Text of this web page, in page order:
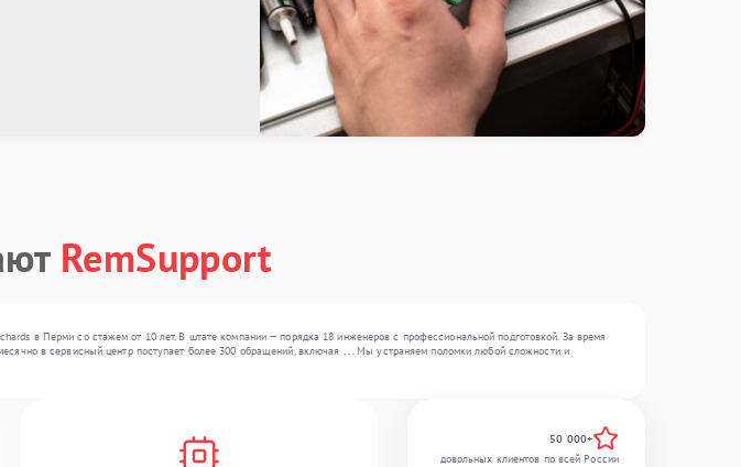
RemSupport
в Перми со стажем от 10 лет. В штате компании — порядка 18 инженеров с профессиональной подготовкой. За время
в сервисный центр поступает более 300 обращений, включая , , . Мы устраняем поломки любой сложности и
50 000+
довольных клиентов по всей России